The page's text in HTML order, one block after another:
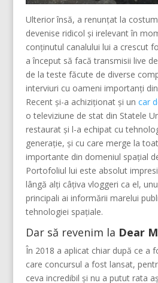
Ulterior însă, a renunțat la
devenise ridicol și irelevant în
conținutul canalului lui a crescut
a început să facă transmisii live
de la teste făcute de diverse
interviuri cu oameni importanți
Recent și-a achiziționat și un car
o televiziune de stat din Statele
restaurat și l-a echipat cu
generație, și cu care merge la
importante din domeniul spațial
Portofoliul lui este absolut
lângă alți câțiva vloggeri ca el,
principali ai informării marelui
tehnologiei spațiale.
Dar să revenim la Dear
În 2018 a aplicat chiar după ce a
care concursul a fost lansat,
ceva incredibil și nu a putut rata